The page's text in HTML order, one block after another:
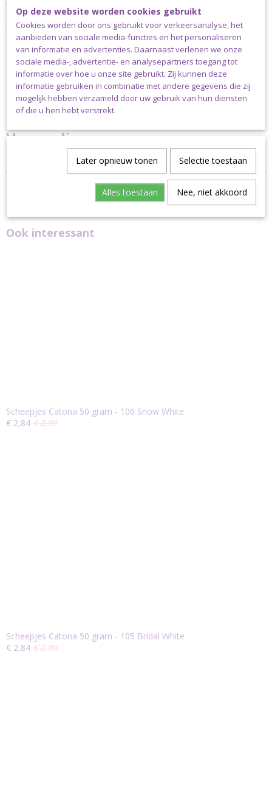
waardoor het gebruikte water op een veilige manier wordt
gerecycled en hergebruikt. Scheepjes Catona is verkrijgbaar in
maar liefst 113 verschillende kleuren. De aanbevolen naalddikte is
2.50-3.50mm. Een bol Scheepjes Catona weegt 50 gram en heeft
een looplengte van 125 meter.
Scheepjes Catona is verkrijgbaar in bollen van 10, 25 en 50 gram;
enkele basiskleuren zijn bovendien verkrijgbaar in bollen van 100
gram. Scheepjes Catona is ook verkrijgbaar als colour pack met
daarin cutie pie minibolletjes van 10 gram in 109 kleuren.
Verzending
Dit garen kan uitsluitend verstuurd worden via pakket post.
Ook interessant
Scheepjes Catona 50 gram - 106 Snow White
€ 2,84 € 2,99
Scheepjes Catona 50 gram - 105 Bridal White
€ 2,84 € 2,99
Op deze website worden cookies gebruikt
Cookies worden door ons gebruikt voor verkeersanalyse, het
aanbieden van sociale media-functies en het personaliseren
van informatie en advertenties. Daarnaast verlenen we onze
sociale media-, advertentie- en analysepartners toegang tot
informatie over hoe u onze site gebruikt. Zij kunnen deze
informatie gebruiken in combinatie met andere gegevens die zij
mogelijk hebben verzameld door uw gebruik van hun diensten
of die u hen hebt verstrekt.
Later opnieuw tonen Selectie toestaan
Alles toestaan Nee, niet akkoord